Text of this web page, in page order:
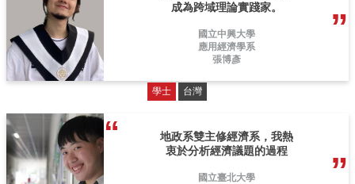
成為跨域理論實踐家。
國立中興大學
應用經濟學系
張博彥
學士 台灣
地政系雙主修經濟系，我熱
衷於分析經濟議題的過程
國立臺北大學